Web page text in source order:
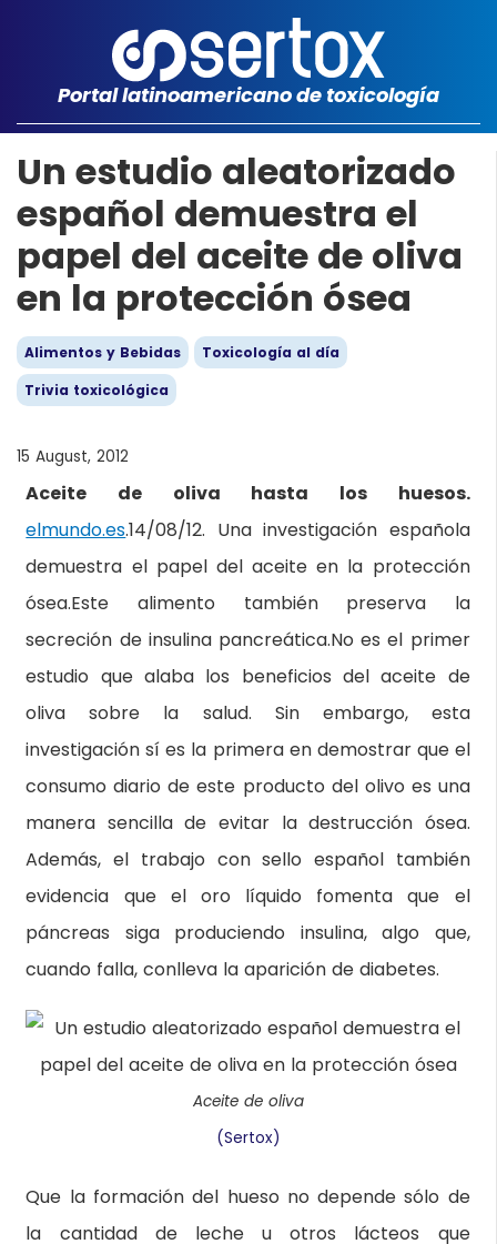
Portal latinoamericano de toxicología
Un estudio aleatorizado
español demuestra el
papel del aceite de oliva
en la protección ósea
Alimentos y Bebidas
Toxicología al día
Trivia toxicológica
15 August, 2012
Aceite de oliva hasta los huesos.
elmundo.es.14/08/12. Una investigación española
demuestra el papel del aceite en la protección
ósea.Este alimento también preserva la
secreción de insulina pancreática.No es el primer
estudio que alaba los beneficios del aceite de
oliva sobre la salud. Sin embargo, esta
investigación sí es la primera en demostrar que el
consumo diario de este producto del olivo es una
manera sencilla de evitar la destrucción ósea.
Además, el trabajo con sello español también
evidencia que el oro líquido fomenta que el
páncreas siga produciendo insulina, algo que,
cuando falla, conlleva la aparición de diabetes.
Aceite de oliva
(Sertox)
Que la formación del hueso no depende sólo de
la cantidad de leche u otros lácteos que